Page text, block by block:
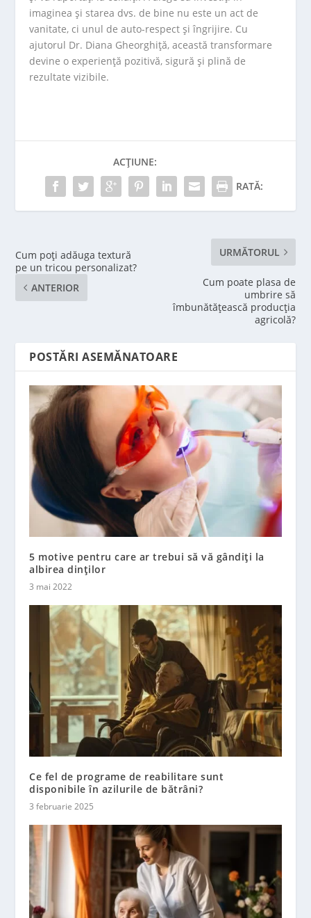
imaginea și starea dvs. de bine nu este un act de
vanitate, ci unul de auto-respect și îngrijire. Cu
ajutorul Dr. Diana Gheorghiță, această transformare
devine o experiență pozitivă, sigură și plină de
rezultate vizibile.
ACȚIUNE:
RATĂ:
Cum poți adăuga textură
pe un tricou personalizat?
ANTERIOR
URMĂTORUL
Cum poate plasa de
umbrire să
îmbunătățească producția
agricolă?
POSTĂRI ASEMĂNATOARE
5 motive pentru care ar trebui să vă gândiți la
albirea dinților
3 mai 2022
Ce fel de programe de reabilitare sunt
disponibile în azilurile de bătrâni?
3 februarie 2025